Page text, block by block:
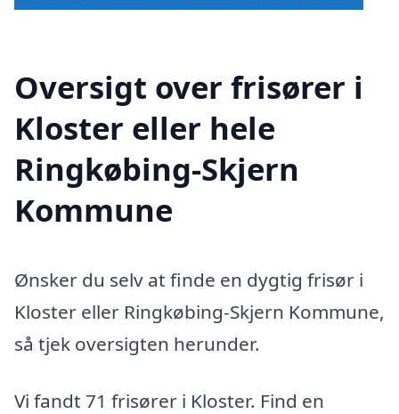
Oversigt over frisører i
Kloster eller hele
Ringkøbing-Skjern
Kommune
Ønsker du selv at finde en dygtig frisør i
Kloster eller Ringkøbing-Skjern Kommune,
så tjek oversigten herunder.
Vi fandt 71 frisører i Kloster. Find en